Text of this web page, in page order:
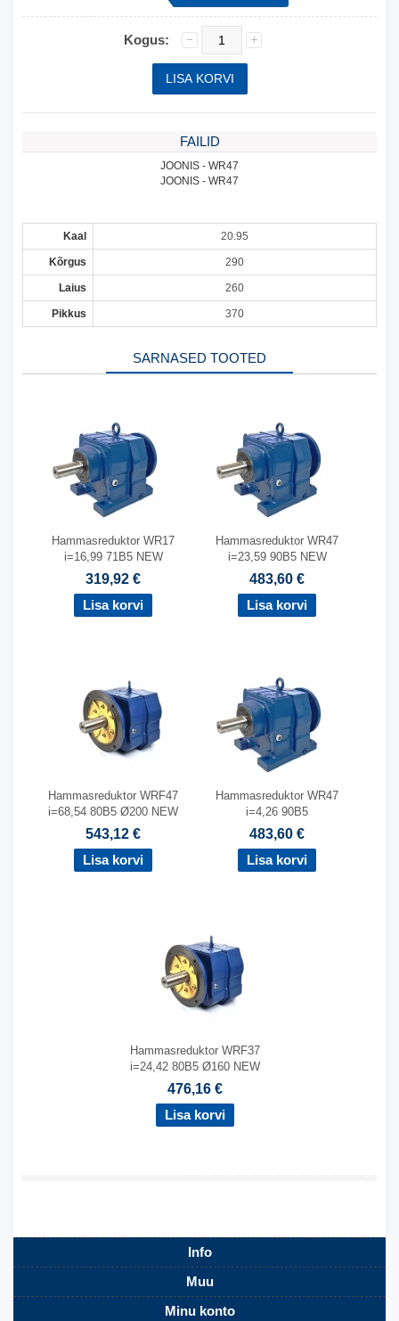
Kogus:
FAILID
JOONIS - WR47
JOONIS - WR47
Kaal 20.95
Kõrgus 290
Laius 260
Pikkus 370
SARNASED TOOTED
Hammasreduktor WR17
i=16,99 71B5 NEW
319,92 €
Hammasreduktor WR47
i=23,59 90B5 NEW
483,60 €
Hammasreduktor WRF47
i=68,54 80B5 Ø200 NEW
543,12 €
Hammasreduktor WR47
i=4,26 90B5
483,60 €
Hammasreduktor WRF37
i=24,42 80B5 Ø160 NEW
476,16 €
Info
Muu
Minu konto